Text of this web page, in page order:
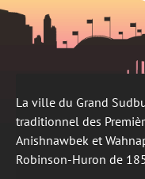
La ville du Grand
traditionnel des
Anishnawbek et
Robinson-Huron de